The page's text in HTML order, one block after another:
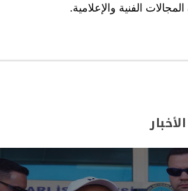
الفنية والإعلامية.